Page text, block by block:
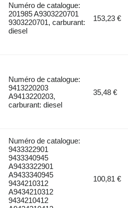
Numéro de catalogue:
201985 A9303220701
9303220701, carburant:
diesel
153,23 €
Numéro de catalogue:
9413220203
A9413220203,
carburant: diesel
35,48 €
Numéro de catalogue:
9433322901
9433340945
A9433322901
A9433340945
9434210312
A9434210312
9434210412
100,81 €